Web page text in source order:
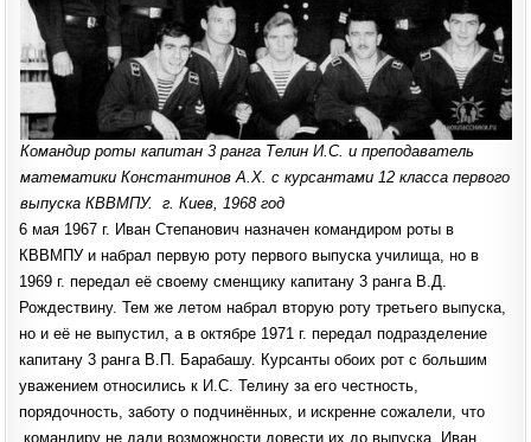
Командир роты капитан 3 ранга Телин И.С. и преподаватель
математики Константинов А.Х. с курсантами 12 класса первого
выпуска КВВМПУ. г. Киев, 1968 год
6 мая 1967 г. Иван Степанович назначен командиром роты в
КВВМПУ и набрал первую роту первого выпуска училища, но в
1969 г. передал её своему сменщику капитану 3 ранга В.Д.
Рождествину. Тем же летом набрал вторую роту третьего выпуска,
но и её не выпустил, а в октябре 1971 г. передал подразделение
капитану 3 ранга В.П. Барабашу. Курсанты обоих рот с большим
уважением относились к И.С. Телину за его честность,
порядочность, заботу о подчинённых, и искренне сожалели, что
командиру не дали возможности довести их до выпуска. Иван